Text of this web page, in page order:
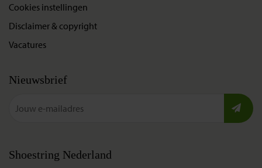
Cookies instellingen
Disclaimer & copyright
Vacatures
Nieuwsbrief
Shoestring Nederland